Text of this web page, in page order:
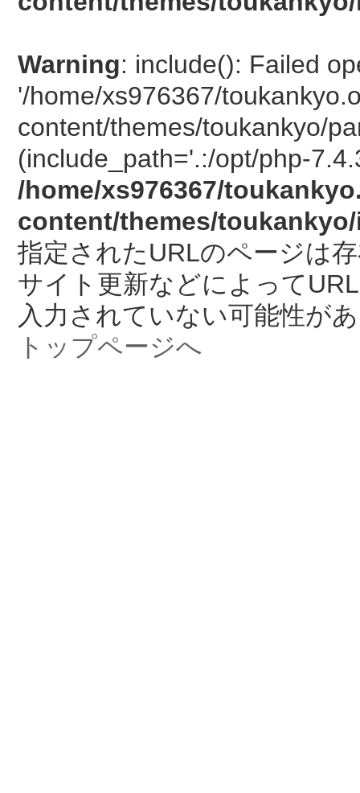
Warning: include(): Failed
'/home/xs976367/
content/themes/toukankyo/
(include_path='.:/opt/php-
/home/xs976367/
content/themes/
指定されたURLのページは
サイト更新などによって
入力されていない可能性が
トップページへ